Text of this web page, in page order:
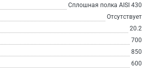
Сплошная полка AISI 430
Отсутствует
20.2
700
850
600